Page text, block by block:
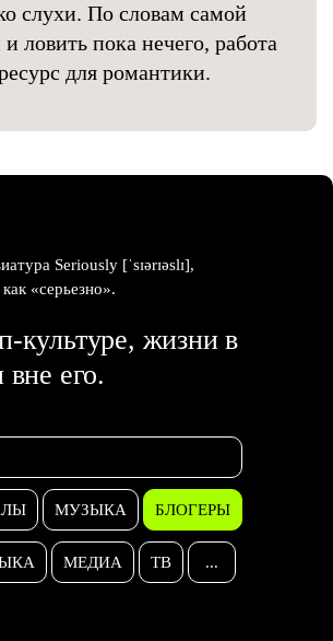
слухи. По словам самой
ловить пока нечего, работа
для романтики.
Seriously [ˈsɪərɪəslɪ],
«серьезно».
культуре, жизни в
вне его.
МУЗЫКА БЛОГЕРЫ
МЕДИА ТВ ...